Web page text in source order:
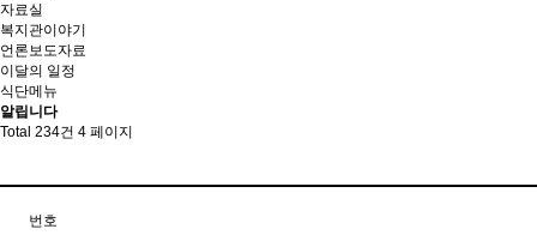
자료실
복지관이야기
언론보도자료
이달의 일정
식단메뉴
알립니다
Total 234건 4 페이지
번호